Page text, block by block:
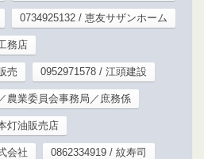
0734925132 / 恵友サザンホーム
務店
売 0952971578 / 江頭建設
農業委員会事務局／庶務係
灯油販売店
会社 0862334919 / 紋寿司